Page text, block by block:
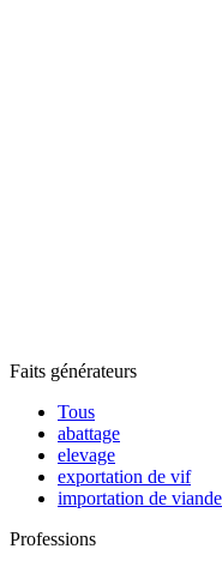
Faits générateurs
Tous
abattage
elevage
exportation de vif
importation de viande
Professions